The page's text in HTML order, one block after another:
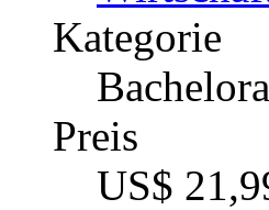
Kategorie
Preis
US$